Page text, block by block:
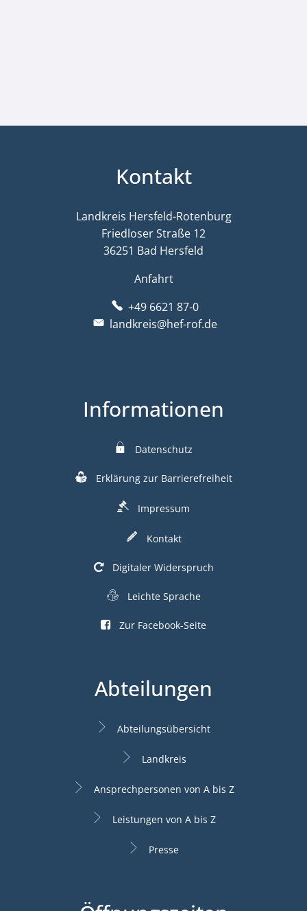
Kontakt
Landkreis Hersfeld-Rotenburg
Friedloser Straße 12
36251 Bad Hersfeld
Anfahrt
+49 6621 87-0
landkreis@hef-rof.de
Informationen
Datenschutz
Erklärung zur Barrierefreiheit
Impressum
Kontakt
Digitaler Widerspruch
Leichte Sprache
Zur Facebook-Seite
Abteilungen
Abteilungsübersicht
Landkreis
Ansprechpersonen von A bis Z
Leistungen von A bis Z
Presse